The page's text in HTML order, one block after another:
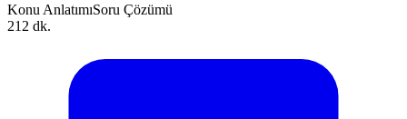
Konu AnlatımıSoru Çözümü
212 dk.